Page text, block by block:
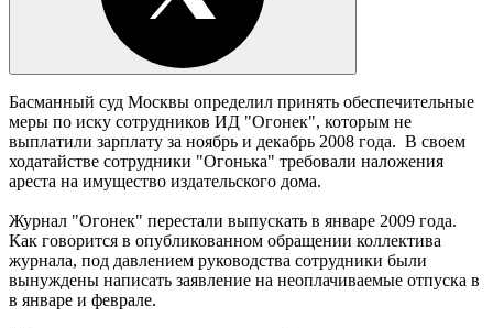
Басманный суд Москвы определил принять обеспечительные
меры по иску сотрудников ИД "Огонек", которым не
выплатили зарплату за ноябрь и декабрь 2008 года. В своем
ходатайстве сотрудники "Огонька" требовали наложения
ареста на имущество издательского дома.
Журнал "Огонек" перестали выпускать в январе 2009 года.
Как говорится в опубликованном обращении коллектива
журнала, под давлением руководства сотрудники были
вынуждены написать заявление на неоплачиваемые отпуска в
в январе и феврале.